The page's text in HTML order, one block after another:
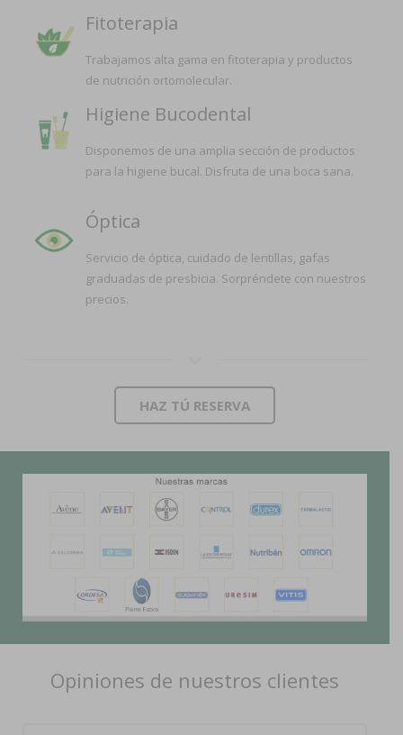
Fitoterapia
Trabajamos alta gama en fitoterapia y productos
de nutrición ortomolecular.
Higiene Bucodental
Disponemos de una amplia sección de productos
para la higiene bucal. Disfruta de una boca sana.
Óptica
Servicio de óptica, cuidado de lentillas, gafas
graduadas de presbicia. Sorpréndete con nuestros
precios.
HAZ TÚ RESERVA
Opiniones de nuestros clientes